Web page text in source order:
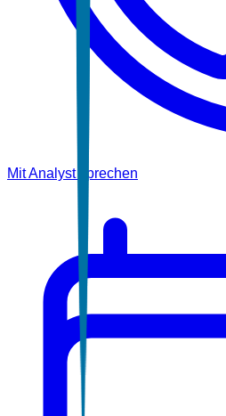
Mit Analyst sprechen